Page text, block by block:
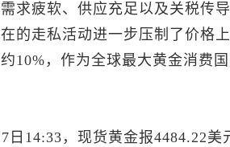
求疲软、供应充足以及关税传
的走私活动进一步压制了价格
10%，作为全球最大黄金消费
日14:33， 现货黄金报4484.22美